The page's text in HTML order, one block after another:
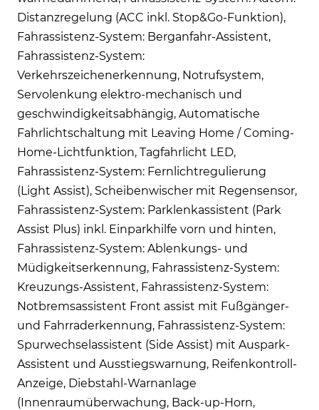
Distanzregelung (ACC inkl. Stop&Go-Funktion),
Fahrassistenz-System: Berganfahr-Assistent,
Fahrassistenz-System:
Verkehrszeichenerkennung, Notrufsystem,
Servolenkung elektro-mechanisch und
geschwindigkeitsabhängig, Automatische
Fahrlichtschaltung mit Leaving Home / Coming-
Home-Lichtfunktion, Tagfahrlicht LED,
Fahrassistenz-System: Fernlichtregulierung
(Light Assist), Scheibenwischer mit Regensensor,
Fahrassistenz-System: Parklenkassistent (Park
Assist Plus) inkl. Einparkhilfe vorn und hinten,
Fahrassistenz-System: Ablenkungs- und
Müdigkeitserkennung, Fahrassistenz-System:
Kreuzungs-Assistent, Fahrassistenz-System:
Notbremsassistent Front assist mit Fußgänger-
und Fahrraderkennung, Fahrassistenz-System:
Spurwechselassistent (Side Assist) mit Auspark-
Assistent und Ausstiegswarnung, Reifenkontroll-
Anzeige, Diebstahl-Warnanlage
(Innenraumüberwachung, Back-up-Horn,